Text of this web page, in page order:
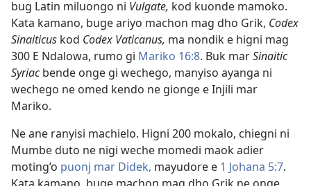
bug Latin miluongo ni Vulgate, kod kuonde mamoko.
Kata kamano, buge ariyo machon mag dho Grik, Codex
Sinaiticus kod Codex Vaticanus, ma nondik e higni mag
300 E Ndalowa, rumo gi Mariko 16:8. Buk marSinaitic
Syriacbende onge gi wechego, manyiso ayanga ni
wechego ne omed kendo ne gionge e Injili mar
Mariko.
Ne ane ranyisi machielo. Higni 200 mokalo, chiegni ni
Mumbe duto ne nigi weche momedi maok adier
moting’o puonj mar Didek, mayudore e 1 Johana 5:7.
Kata kamano, buge machon mag dho Grik ne onge